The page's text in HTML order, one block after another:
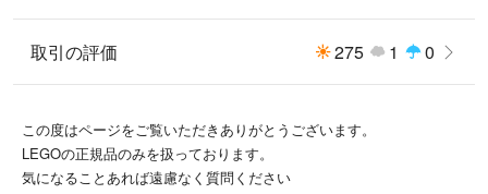
取引の評価 275 1 0
この度はページをご覧いただきありがとうございます。
LEGOの正規品のみを扱っております。
気になることあれば遠慮なく質問ください